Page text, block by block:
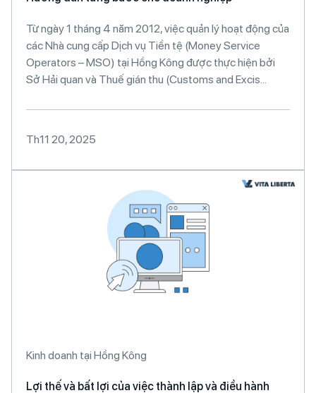
Từ ngày 1 tháng 4 năm 2012, việc quản lý hoạt động của
các Nhà cung cấp Dịch vụ Tiền tệ (Money Service
Operators – MSO) tại Hồng Kông được thực hiện bởi
Sở Hải quan và Thuế gián thu (Customs and Excis...
Th11 20, 2025
Kinh doanh tại Hồng Kông
Lợi thế và bất lợi của việc thành lập và điều hành